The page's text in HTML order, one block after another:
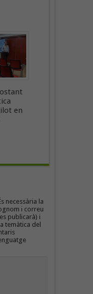
en
necessària la
i correu
publicarà) i
temàtica del